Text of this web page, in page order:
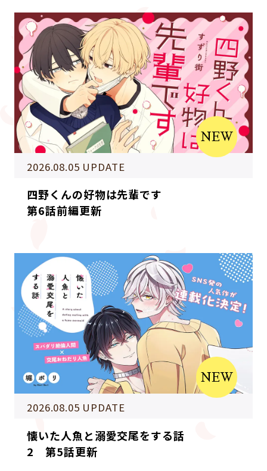
2026.08.05 UPDATE
NEW
四野くんの好物は先輩です
第6話前編更新
2026.08.05 UPDATE
NEW
懐いた人魚と溺愛交尾をする話
2 第5話更新